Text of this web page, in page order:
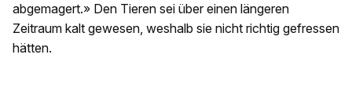
abgemagert.» Den Tieren sei über einen längeren
Zeitraum kalt gewesen, weshalb sie nicht richtig gefressen
hätten.